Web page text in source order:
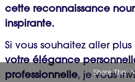
cette reconnaissance
inspirante.
Si vous souhaitez aller
votre élégance
professionnelle, je vous
Share This